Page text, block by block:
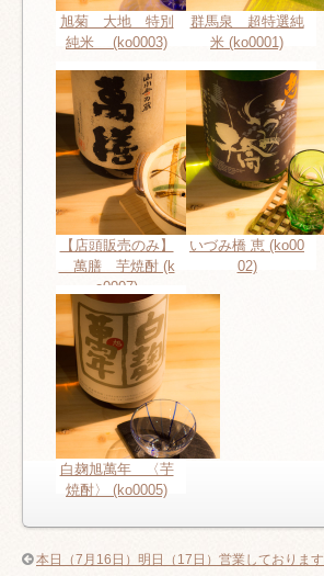
旭菊 大地 特別
純米 (ko0003)
群馬泉 超特選純
米 (ko0001)
【店頭販売のみ】
萬膳 芋焼酎 (k
o0007)
いづみ橋 恵 (ko00
02)
白麹旭萬年 〈芋
焼酎〉 (ko0005)
本日（7月16日）明日（17日）営業しております